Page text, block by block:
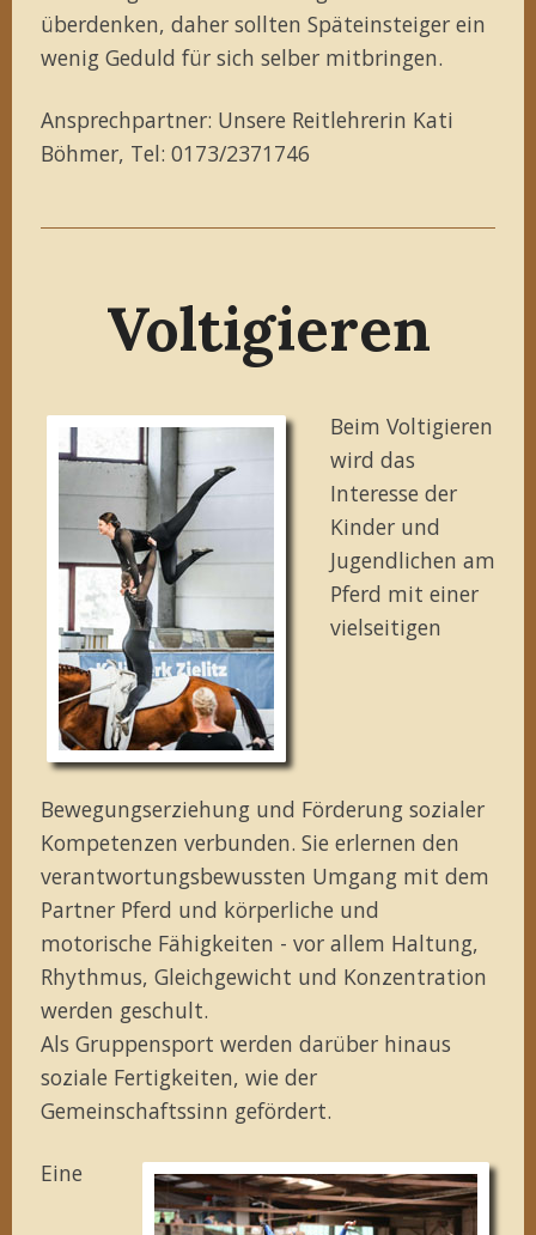
überdenken, daher sollten Späteinsteiger ein
wenig Geduld für sich selber mitbringen.
Ansprechpartner: Unsere Reitlehrerin Kati
Böhmer, Tel: 0173/2371746
Voltigieren
Beim Voltigieren
wird das
Interesse der
Kinder und
Jugendlichen am
Pferd mit einer
vielseitigen
Bewegungserziehung und Förderung sozialer
Kompetenzen verbunden. Sie erlernen den
verantwortungsbewussten Umgang mit dem
Partner Pferd und körperliche und
motorische Fähigkeiten - vor allem Haltung,
Rhythmus, Gleichgewicht und Konzentration
werden geschult.
Als Gruppensport werden darüber hinaus
soziale Fertigkeiten, wie der
Gemeinschaftssinn gefördert.
Eine